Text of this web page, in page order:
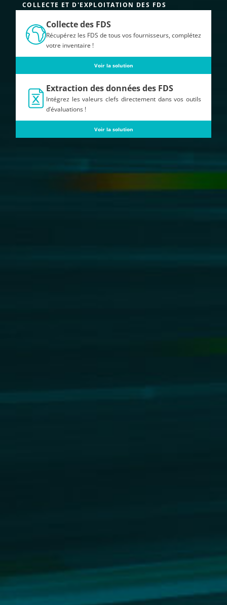
COLLECTE ET D'EXPLOITATION DES FDS
Collecte des FDS
Récupérez les FDS de tous vos fournisseurs, complétez
votre inventaire !
Voir la solution
Extraction des données des FDS
Intégrez les valeurs clefs directement dans vos outils
d’évaluations !
Voir la solution